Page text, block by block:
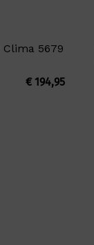
5679
€194,95